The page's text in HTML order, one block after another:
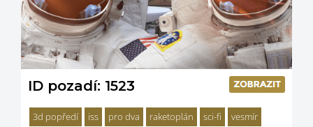
ID pozadí: 1523
3d popředí iss pro dva raketoplán sci-fi
vesmír